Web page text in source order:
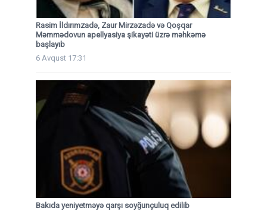
Rasim İldırımzadə, Zaur Mirzəzadə və Qoşqar
Məmmədovun apellyasiya şikayəti üzrə məhkəmə
başlayıb
6 Avqust 17:31
Bakıda yeniyetməyə qarşı soyğunçuluq edilib